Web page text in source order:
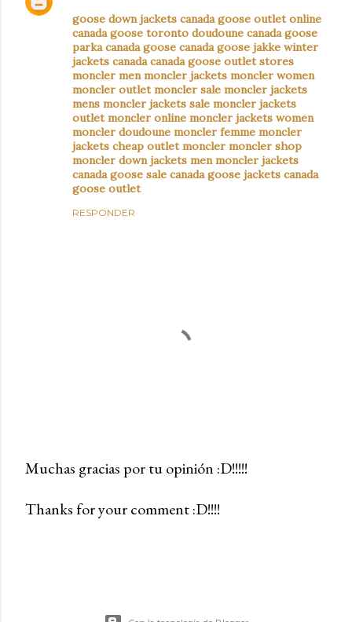
goose down jackets canada goose outlet online
canada goose toronto doudoune canada goose
parka canada goose canada goose jakke winter
jackets canada canada goose outlet stores
moncler men moncler jackets moncler women
moncler outlet moncler sale moncler jackets
mens moncler jackets sale moncler jackets
outlet moncler online moncler jackets women
moncler doudoune moncler femme moncler
jackets cheap outlet moncler moncler shop
moncler down jackets men moncler jackets
canada goose sale canada goose jackets canada
goose outlet
RESPONDER
u
Muchas gracias por tu opinión :D!!!!!
Thanks for your comment :D!!!!